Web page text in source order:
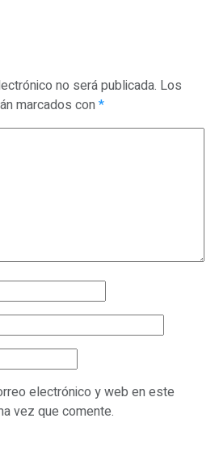
no será publicada. Los
marcados con*
electrónico y web en este
vez que comente.